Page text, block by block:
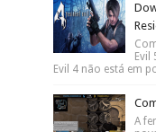
Evil
Evil 4 não está em
A